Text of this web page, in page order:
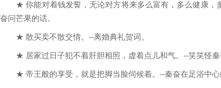
★ 你能对着钱发誓，无论对方将来多么富有，多么健康，
奋问芒果的话。
★ 散买卖不散交情。--离婚典礼贺词。
★ 居家过日子犯不着肝胆相照，虚着点儿和气。--笑笑怪秦
★ 帝王般的享受，就是把脚当脸伺候着。--秦奋在足浴中心